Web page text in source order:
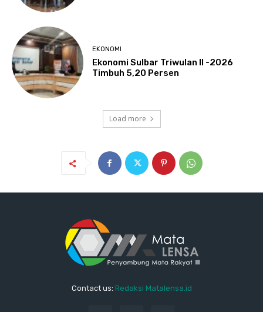
EKONOMI
Ekonomi Sulbar Triwulan II -2026
Timbuh 5,20 Persen
Load more
Contact us: Redaksi Matalensa.id